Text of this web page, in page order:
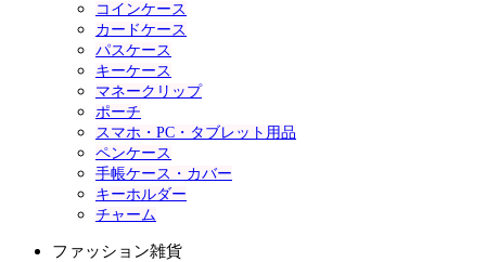
コインケース
カードケース
パスケース
キーケース
マネークリップ
ポーチ
スマホ・PC・タブレット用品
ペンケース
手帳ケース・カバー
キーホルダー
チャーム
ファッション雑貨